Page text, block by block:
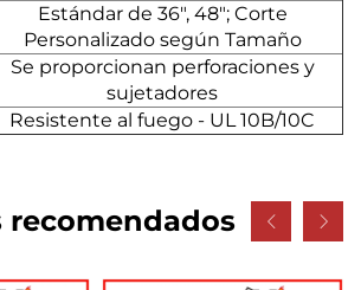
Estándar de 36", 48"; Corte
Personalizado según Tamaño
Se proporcionan perforaciones y
sujetadores
Resistente al fuego - UL 10B/10C
recomendados